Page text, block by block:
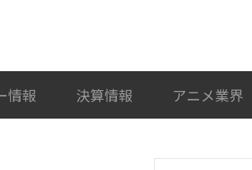
情報 決算情報 アニメ業界